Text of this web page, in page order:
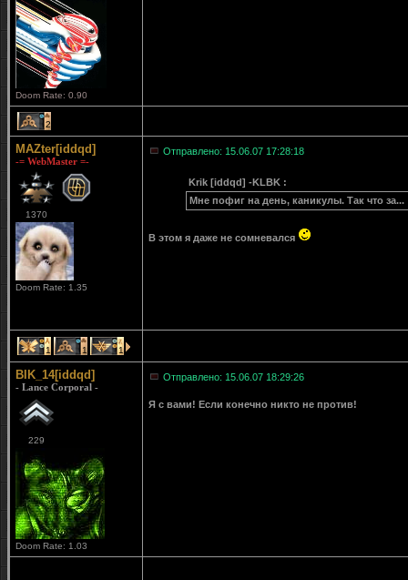
Doom Rate: 0.90
2
MAZter[iddqd]
-= WebMaster =-
1370
Doom Rate: 1.35
Отправлено: 15.06.07 17:28:18
Krik [iddqd] -KLBK :
Мне пофиг на день, каникулы. Так что за...
В этом я даже не сомневался
1 1 1
BIK_14[iddqd]
- Lance Corporal -
229
Doom Rate: 1.03
Отправлено: 15.06.07 18:29:26
Я с вами! Если конечно никто не против!